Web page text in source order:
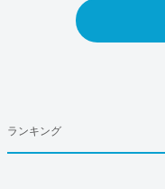
ランキング